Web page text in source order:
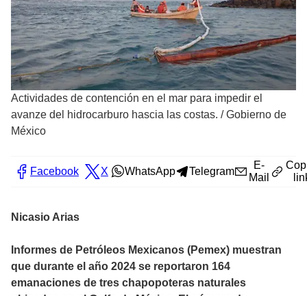
Actividades de contención en el mar para impedir el
avanze del hidrocarburo hascia las costas. /Gobierno de
México
Facebook X WhatsApp Telegram
E-
Mail
Nicasio Arias
Informes de Petróleos Mexicanos (Pemex) muestran
que durante el año 2024 se reportaron 164
emanaciones de tres chapopoteras naturales